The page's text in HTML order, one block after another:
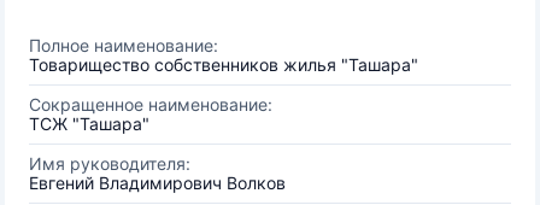
Полное наименование:
Товарищество собственников жилья "Ташара"
Сокращенное наименование:
ТСЖ "Ташара"
Имя руководителя:
Евгений Владимирович Волков